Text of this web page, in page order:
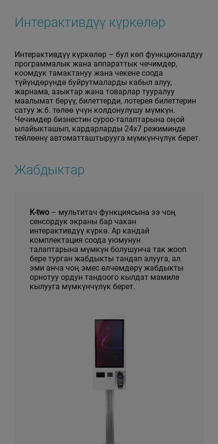
Интерактивдүү күркөлөр
Интерактивдүү күркөлөр – бул көп функционалдуу
программалык жана аппараттык чечимдер,
коомдук тамактануу жана чекене соода
түйүндөрүндө буйрутмаларды кабыл алуу,
жарнама, азыктар жана товарлар тууралуу
маалымат берүү, билеттерди, лотерея билеттерин
сатуу ж.б. төлөө үчүн колдонулушу мүмкүн.
Чечимдер бизнестин суроо-талаптарына оңой
ылайыкташып, кардарларды 24х7 режиминде
тейлөөнү автоматташтырууга мүмкүнчүлүк берет.
Жабдыктар
K-two – мультитач функциясына ээ чоң
сенсордук экраны бар чакан
интерактивдүү күркө. Ар кандай
комплектация соода уюмунун
талаптарына мүмкүн болушунча так жооп
бере турган жабдыкты тандап алууга, ал
эми анча чоң эмес өлчөмдөрү жабдыкты
орнотуу ордун тандоого кылдат мамиле
кылууга мүмкүнчүлүк берет.